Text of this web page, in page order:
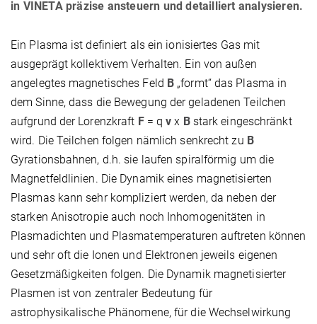
in VINETA präzise ansteuern und detailliert analysieren.
Ein Plasma ist definiert als ein ionisiertes Gas mit
ausgeprägt kollektivem Verhalten. Ein von außen
angelegtes magnetisches Feld B „formt“ das Plasma in
dem Sinne, dass die Bewegung der geladenen Teilchen
aufgrund der Lorenzkraft F= qv x Bstark eingeschränkt
wird. Die Teilchen folgen nämlich senkrecht zu B
Gyrationsbahnen, d.h. sie laufen spiralförmig um die
Magnetfeldlinien. Die Dynamik eines magnetisierten
Plasmas kann sehr kompliziert werden, da neben der
starken Anisotropie auch noch Inhomogenitäten in
Plasmadichten und Plasmatemperaturen auftreten können
und sehr oft die Ionen und Elektronen jeweils eigenen
Gesetzmäßigkeiten folgen. Die Dynamik magnetisierter
Plasmen ist von zentraler Bedeutung für
astrophysikalische Phänomene, für die Wechselwirkung